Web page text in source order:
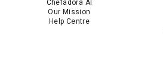
Chefadora AI
Our Mission
Help Centre